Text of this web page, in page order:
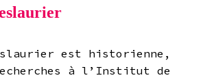
est historienne,
à l’Institut de